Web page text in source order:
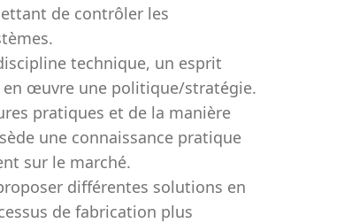
de contrôler les
technique, un esprit
en œuvre une politique/stratégie.
pratiques et de la manière
une connaissance pratique
sur le marché.
différentes solutions en
de fabrication plus